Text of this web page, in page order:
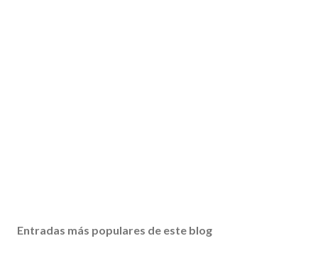
Entradas más populares de este blog